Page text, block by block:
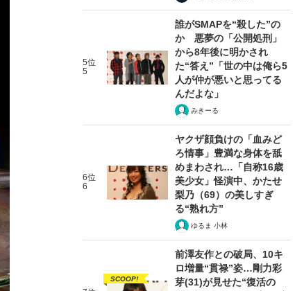
5位
5
誰がSMAPを“殺した”の
か 悪夢の「公開処刑」
から8年後に明かされ
た“答え”「世の中は俺ら5
人が仲が悪いと思ってる
んだよな」
みきーる
6位
6
ヤクザ顔負けの「血みど
ろ情事」豊満な身体を舐
めまわされ…「自称16歳
美少女」怪演中、かたせ
梨乃（69）の美しすぎ
る“熟れ方”
ゆるま 小林
SCOOP!
前澤友作との破局、10キ
ロ増量“貫禄”姿…剛力彩
芽(31)が見せた“復活の